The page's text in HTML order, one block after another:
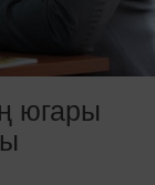
югары